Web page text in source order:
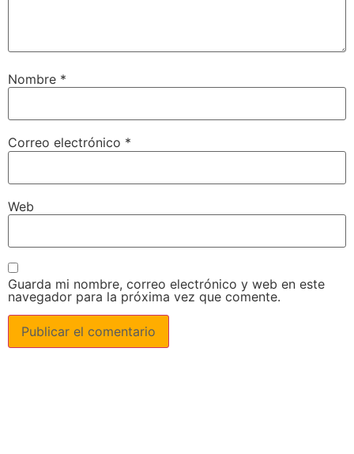
Nombre *
Correo electrónico *
Web
Guarda mi nombre, correo electrónico y web en este
navegador para la próxima vez que comente.